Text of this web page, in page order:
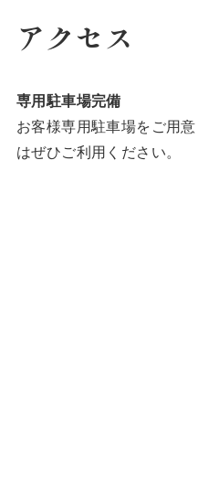
アクセス
専用駐車場完備
お客様専用駐車場をご用
はぜひご利用ください。